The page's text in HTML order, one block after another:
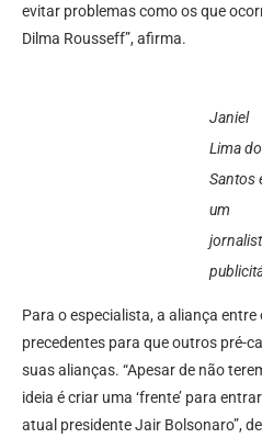
evitar problemas como os que
Dilma Rousseff”, afirma.
Janiel
Lima
Santos
um
Para o especialista, a aliança
precedentes para que outros pré-
suas alianças. “Apesar de não
ideia é criar uma ‘frente’ para
atual presidente Jair Bolsonaro”,